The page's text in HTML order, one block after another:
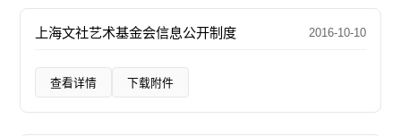
上海文社艺术基金会信息公开制度 2016-10-10
查看详情 下载附件